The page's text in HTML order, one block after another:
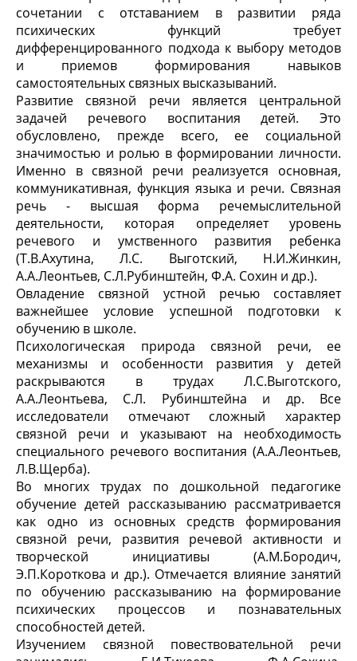
сочетании с отставанием в развитии ряда
психических функций требует
дифференцированного подхода к выбору методов
и приемов формирования навыков
самостоятельных связных высказываний.
Развитие связной речи является центральной
задачей речевого воспитания детей. Это
обусловлено, прежде всего, ее социальной
значимостью и ролью в формировании личности.
Именно в связной речи реализуется основная,
коммуникативная, функция языка и речи. Связная
речь - высшая форма речемыслительной
деятельности, которая определяет уровень
речевого и умственного развития ребенка
(Т.В.Ахутина, Л.С. Выготский, Н.И.Жинкин,
А.А.Леонтьев, С.Л.Рубинштейн, Ф.А. Сохин и др.).
Овладение связной устной речью составляет
важнейшее условие успешной подготовки к
обучению в школе.
Психологическая природа связной речи, ее
механизмы и особенности развития у детей
раскрываются в трудах Л.С.Выготского,
А.А.Леонтьева, С.Л. Рубинштейна и др. Все
исследователи отмечают сложный характер
связной речи и указывают на необходимость
специального речевого воспитания (А.А.Леонтьев,
Л.В.Щерба).
Во многих трудах по дошкольной педагогике
обучение детей рассказыванию рассматривается
как одно из основных средств формирования
связной речи, развития речевой активности и
творческой инициативы (А.М.Бородич,
Э.П.Короткова и др.). Отмечается влияние занятий
по обучению рассказыванию на формирование
психических процессов и познавательных
способностей детей.
Изучением связной повествовательной речи